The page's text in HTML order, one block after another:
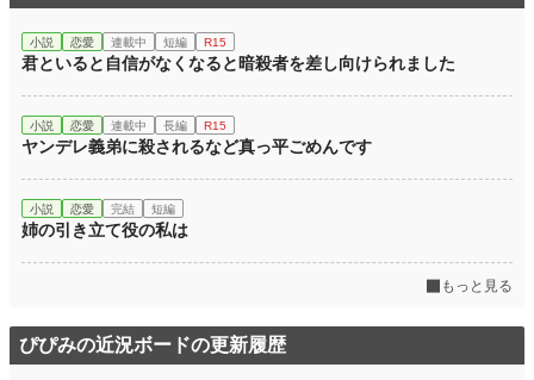
小説 恋愛 連載中 短編 R15
君といると自信がなくなると暗殺者を差し向けられました
小説 恋愛 連載中 長編 R15
ヤンデレ義弟に殺されるなど真っ平ごめんです
小説 恋愛 完結 短編
姉の引き立て役の私は
もっと見る
ぴぴみの近況ボードの更新履歴